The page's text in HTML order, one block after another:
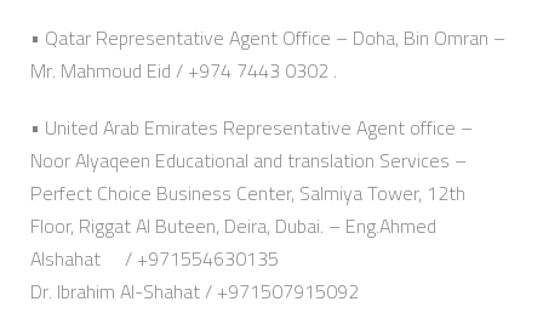
• Qatar Representative Agent Office – Doha, Bin Omran –
Mr. Mahmoud Eid / +974 7443 0302 .
• United Arab Emirates Representative Agent office –
Noor Alyaqeen Educational and translation Services –
Perfect Choice Business Center, Salmiya Tower, 12th
Floor, Riggat Al Buteen, Deira, Dubai. – Eng.Ahmed
Alshahat / +971554630135
Dr. Ibrahim Al-Shahat / +971507915092